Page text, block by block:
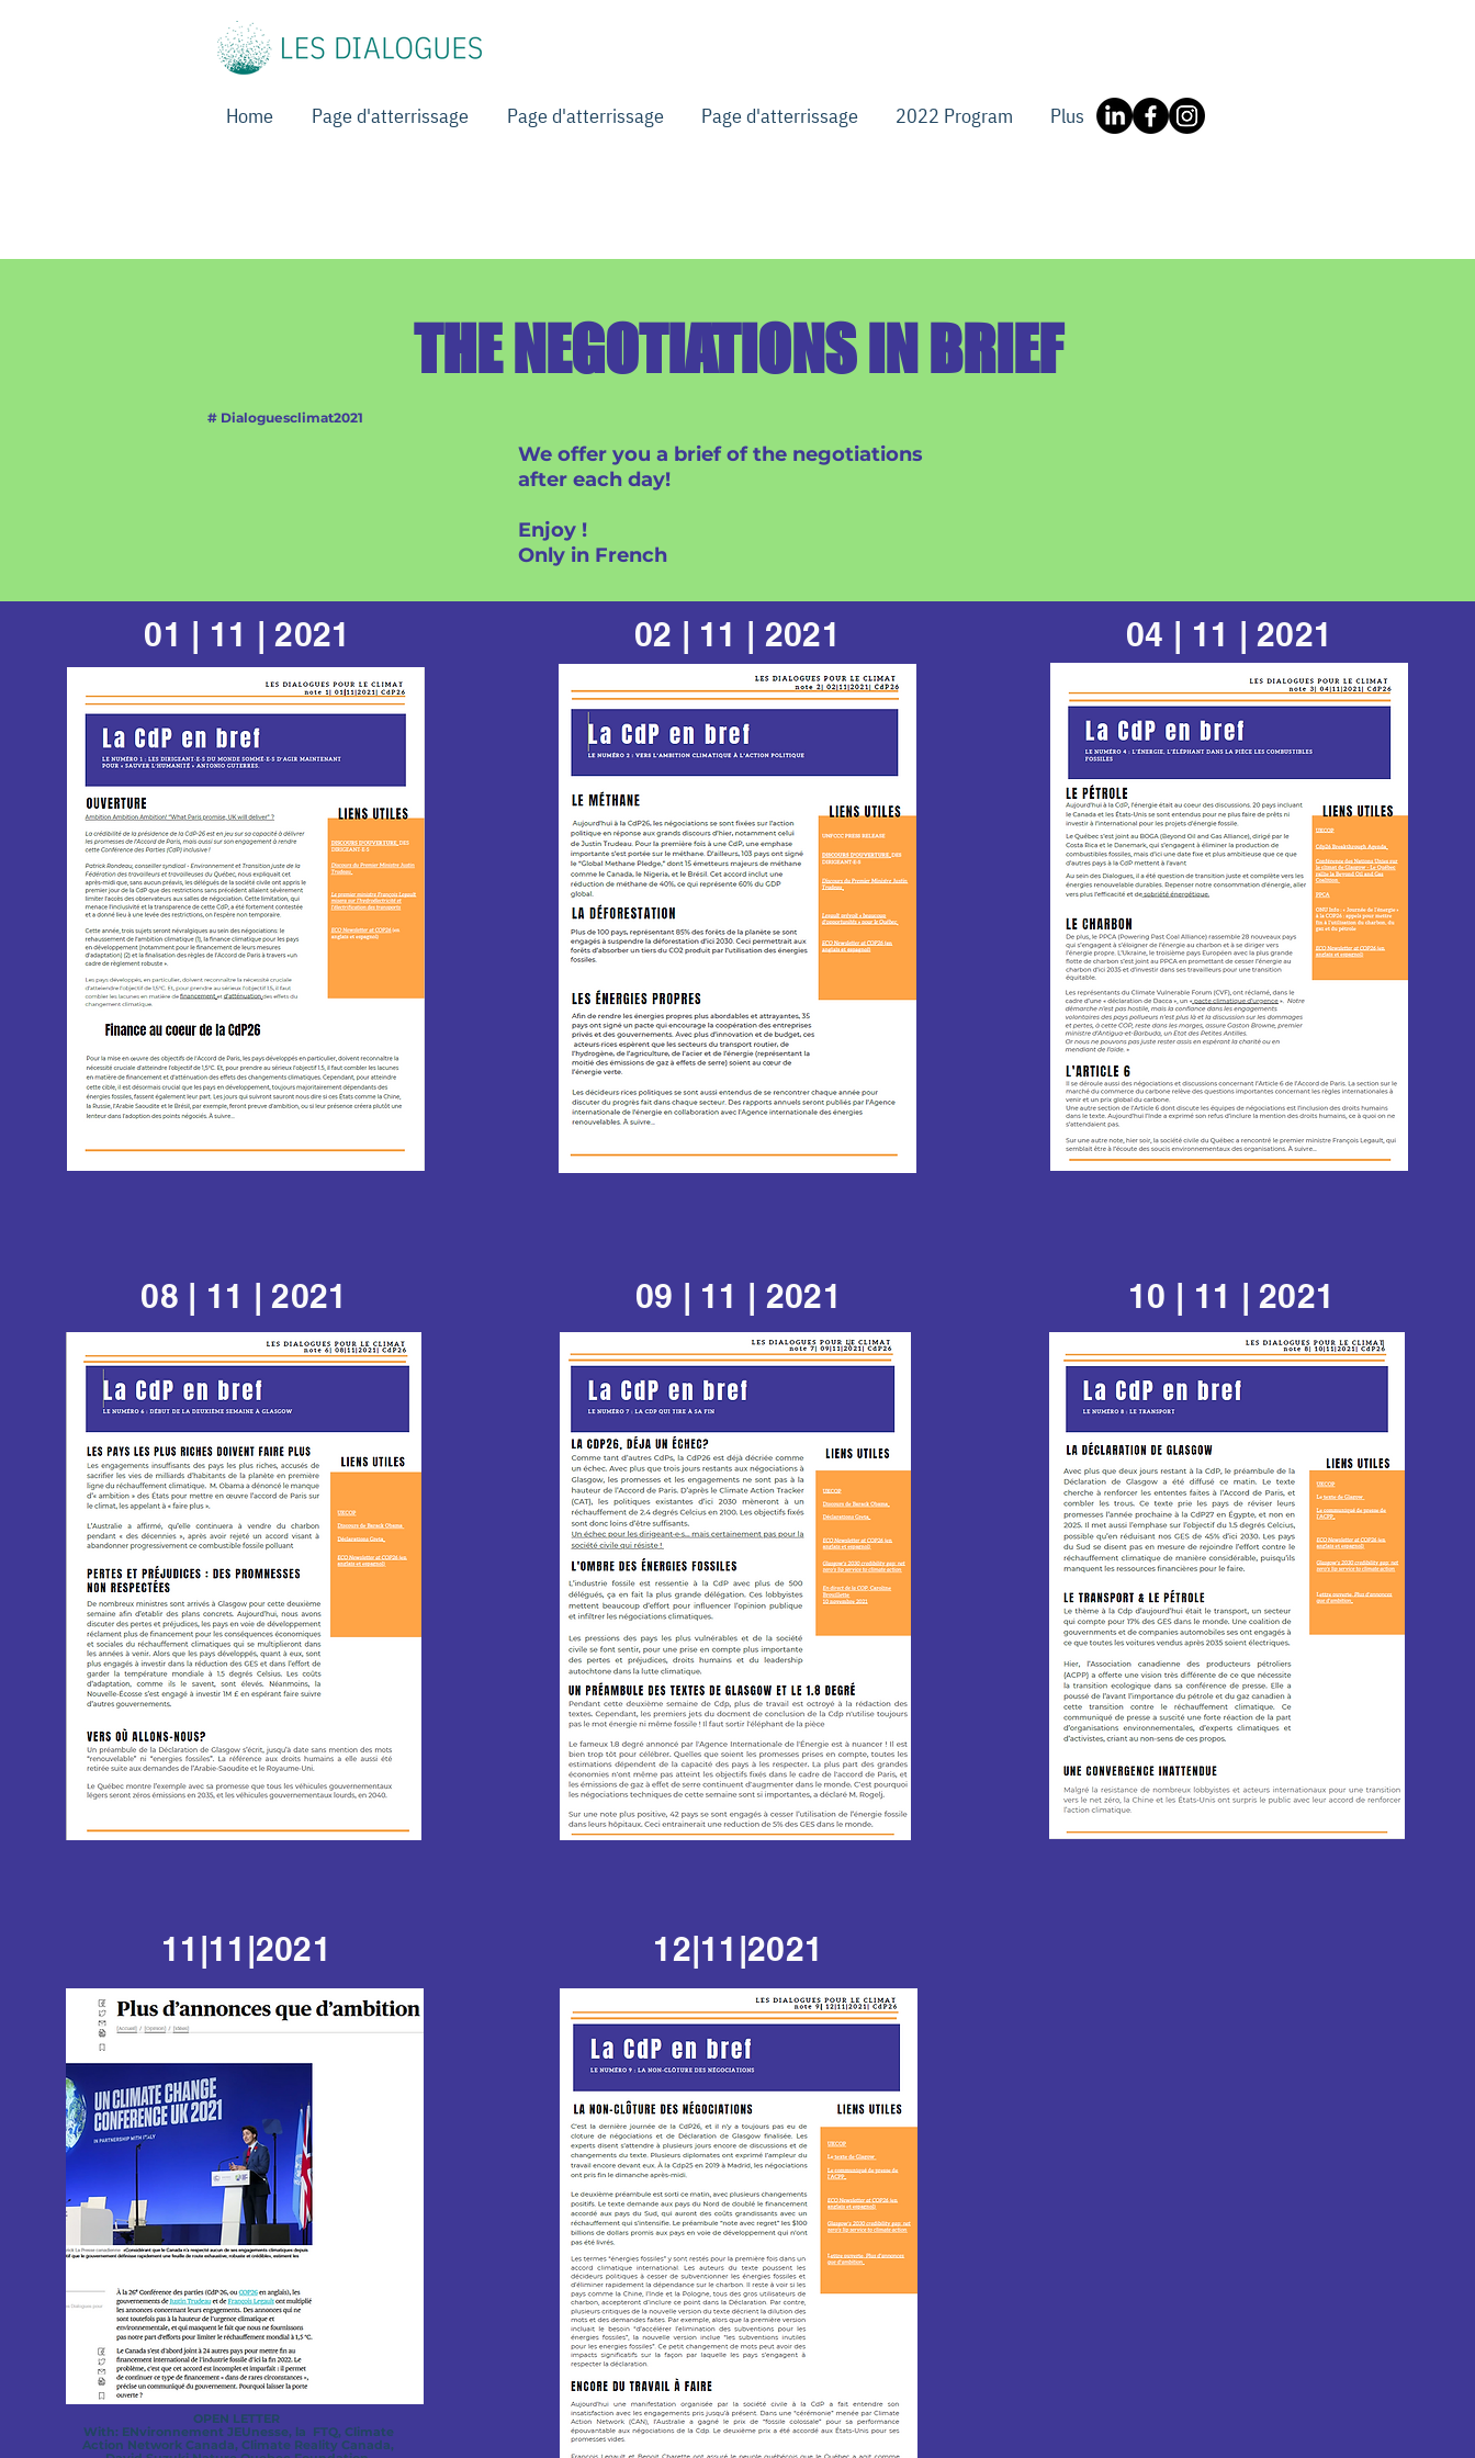
Home Page d'atterrissage Page d'atterrissage Page d'atterrissage 2022 Program Plus
THE NEGOTIATIONS IN BRIEF
We offer you a brief of the negotiations
after each day!
Enjoy !
Only in French
# Dialoguesclimat2021
01 | 11 | 2021
08 | 11 | 2021
11|11|2021
OPEN LETTER
With: ENvironnement JEUnesse, la FTQ, Climate
Action Network Canada, Climate Reality Canada,
02 | 11 | 2021
09 | 11 | 2021
12|11|2021
04 | 11 | 2021
10 | 11 | 2021